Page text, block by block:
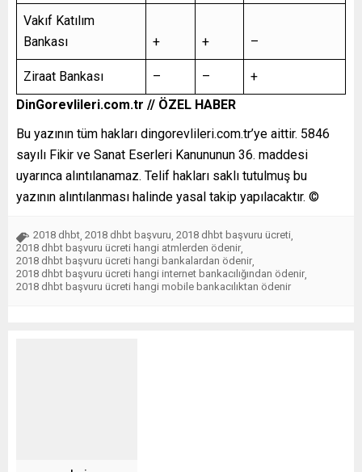
Vakıf Katılım
Bankası
+ + –
Ziraat Bankası – –
+
DinGorevlileri.com.tr // ÖZEL HABER
Bu yazının tüm hakları dingorevlileri.com.tr’ye aittir. 5846
sayılı Fikir ve Sanat Eserleri Kanununun 36. maddesi
uyarınca alıntılanamaz. Telif hakları saklı tutulmuş bu
yazının alıntılanması halinde yasal takip yapılacaktır. ©
2018 dhbt 2018 dhbt başvuru 2018 dhbt başvuru ücreti
2018 dhbt başvuru ücreti hangi atmlerden ödenir
2018 dhbt başvuru ücreti hangi bankalardan ödenir
2018 dhbt başvuru ücreti hangi internet bankacılığından ödenir
2018 dhbt başvuru ücreti hangi mobile bankacılıktan ödenir